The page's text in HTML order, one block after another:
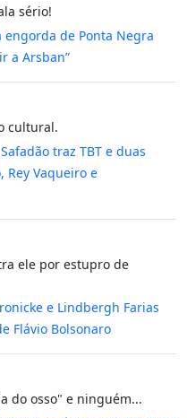
sério!
engorda de Ponta Negra
a Arsban”
cultural.
traz TBT e duas
Rey Vaqueiro e
ele por estupro de
e Lindbergh Farias
Flávio Bolsonaro
do osso" e ninguém...